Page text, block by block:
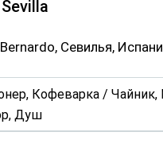
Севилья,
Кофеварка / Чайник,
Душ